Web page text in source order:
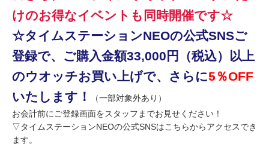
けのお得なイベントも同時開催です☆
☆タイムステーションNEOの公式SNSご
登録で、ご購入金額33,000円（税込）以上
のウオッチお買い上げで、さらに5％OFF
いたします！
（一部対象外あり）
お会計前にご登録画面をスタッフまでお見せください！
▽タイムステーションNEOの公式SNSはこちらからアクセスでき
ます。